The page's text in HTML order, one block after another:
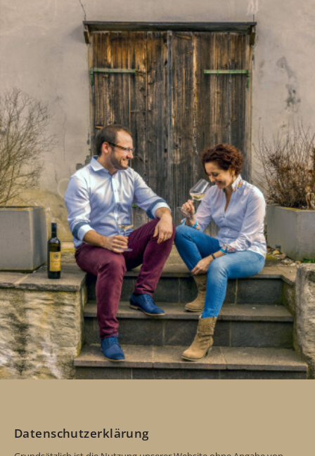
Datenschutzerklärung